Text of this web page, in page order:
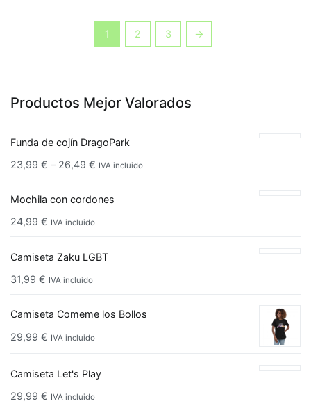
1 2 3 →
Productos Mejor Valorados
Funda de cojín DragoPark
23,99 € – 26,49 € IVA incluido
Mochila con cordones
24,99 € IVA incluido
Camiseta Zaku LGBT
31,99 € IVA incluido
Camiseta Comeme los Bollos
29,99 € IVA incluido
Camiseta Let's Play
29,99 € IVA incluido